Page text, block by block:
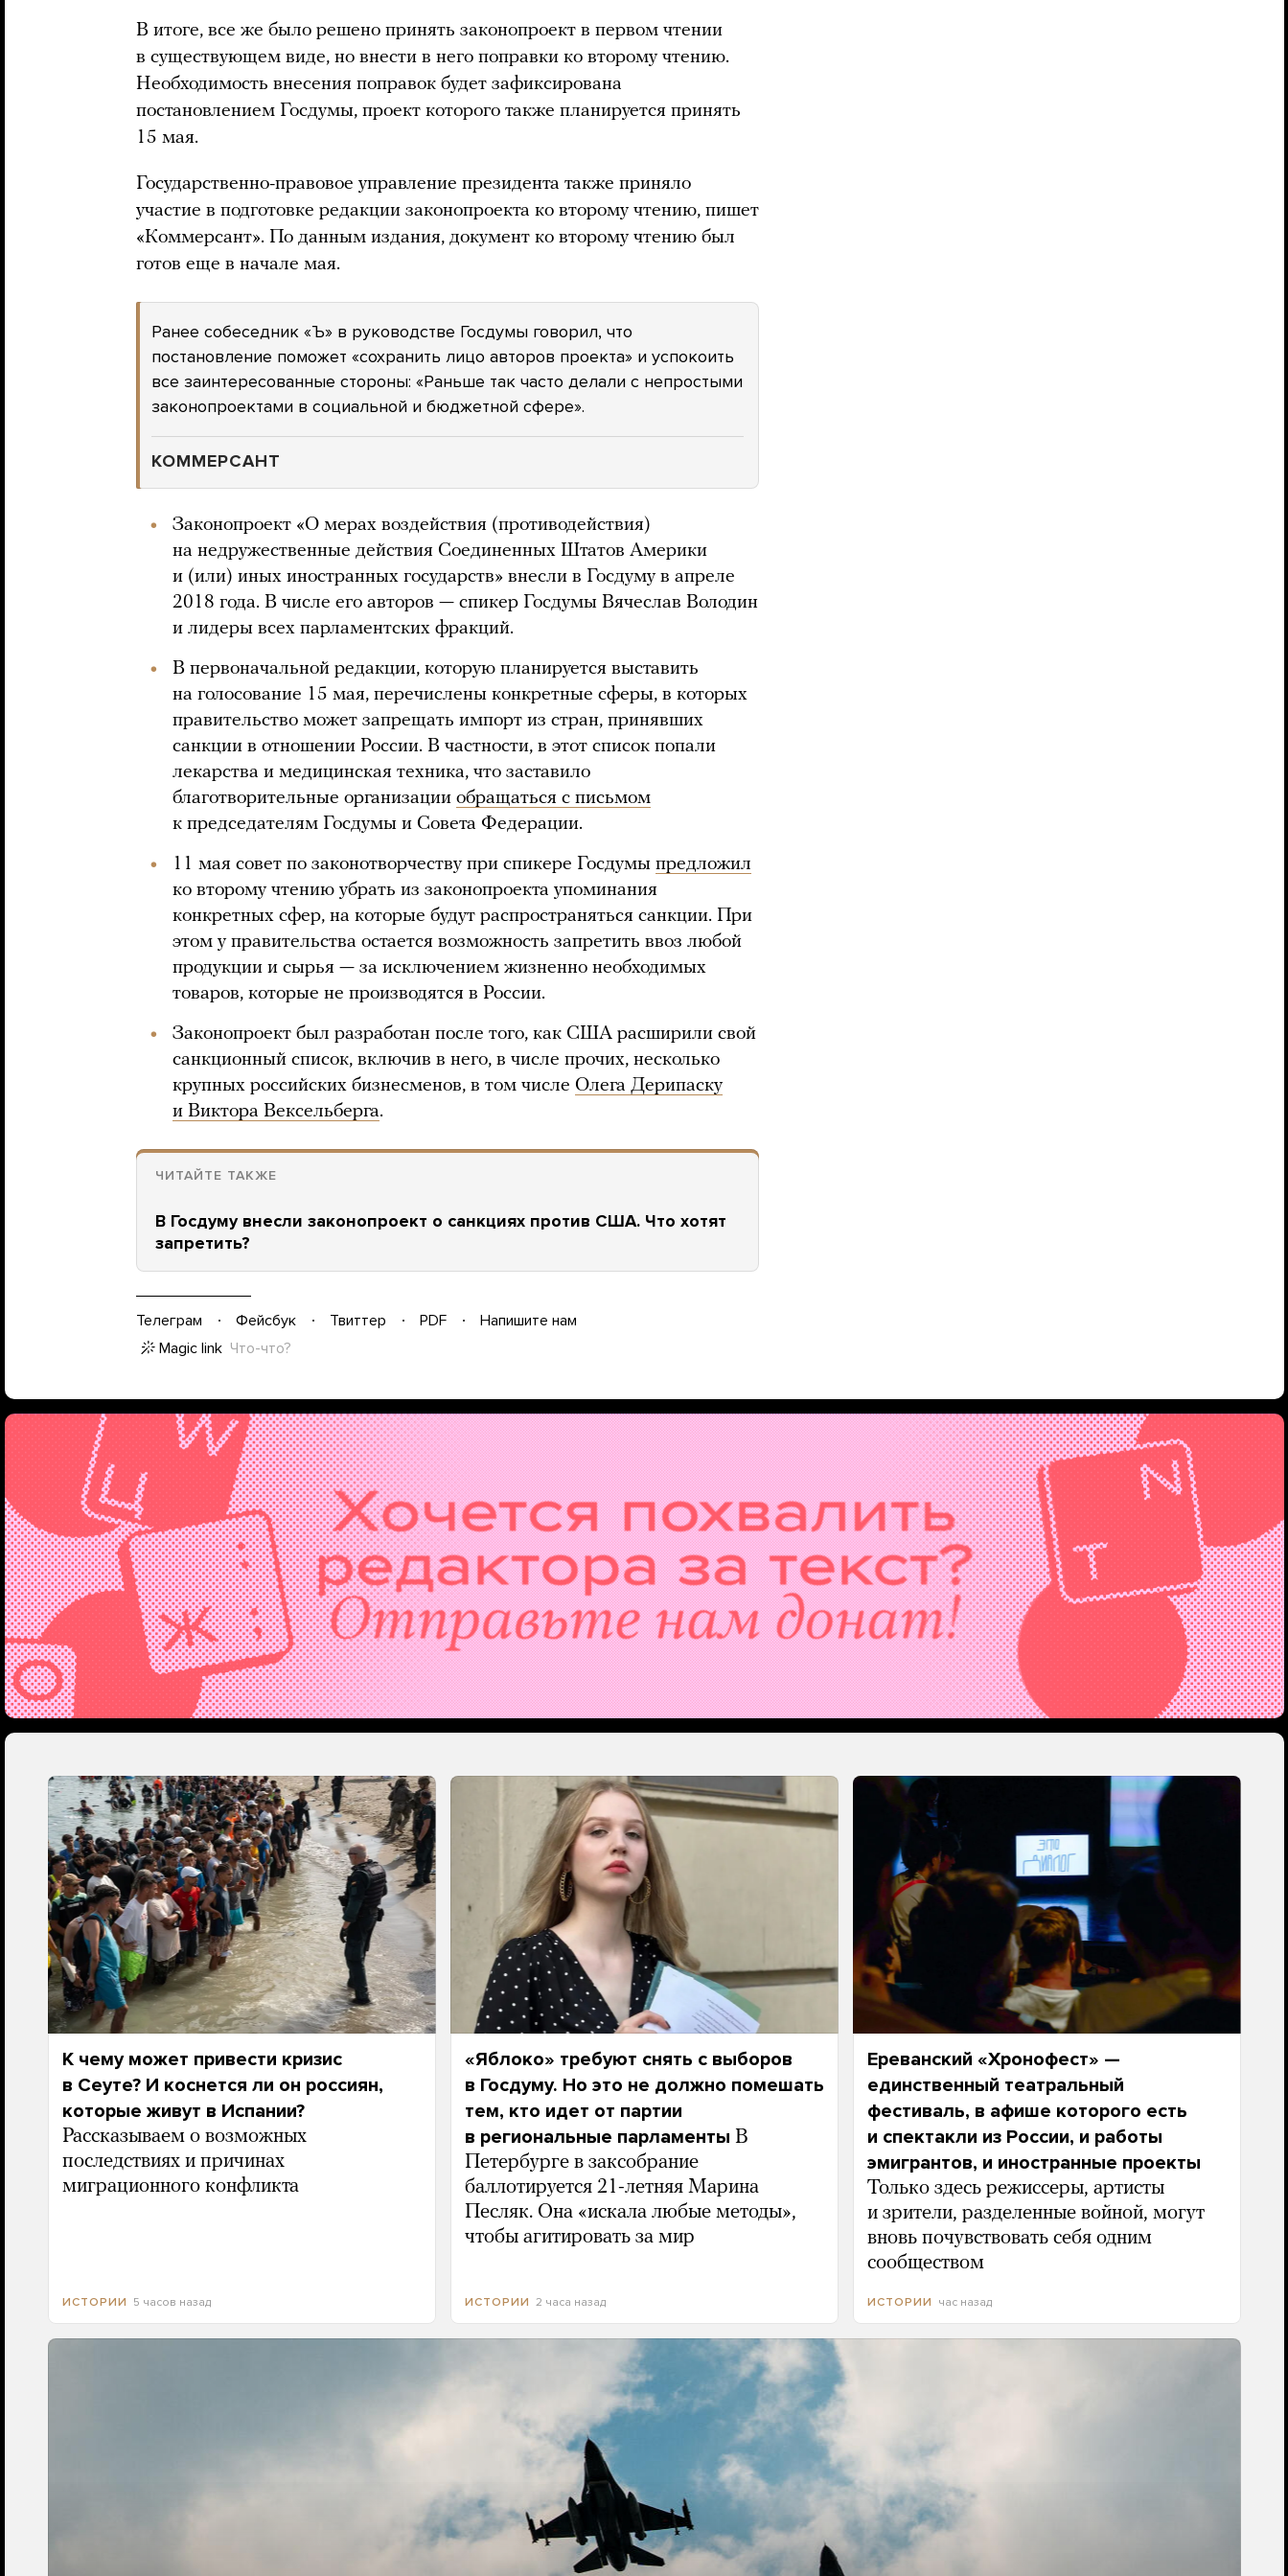
В итоге, все же было решено принять законопроект в первом чтении
в существующем виде, но внести в него поправки ко второму чтению.
Необходимость внесения поправок будет зафиксирована
постановлением Госдумы, проект которого также планируется принять
15 мая.
Государственно-правовое управление президента также приняло
участие в подготовке редакции законопроекта ко второму чтению, пишет
«Коммерсант». По данным издания, документ ко второму чтению был
готов еще в начале мая.
Ранее собеседник «Ъ» в руководстве Госдумы говорил, что
постановление поможет «сохранить лицо авторов проекта» и успокоить
все заинтересованные стороны: «Раньше так часто делали с непростыми
законопроектами в социальной и бюджетной сфере».
КОММЕРСАНТ
Законопроект «О мерах воздействия (противодействия)
на недружественные действия Соединенных Штатов Америки
и (или) иных иностранных государств» внесли в Госдуму в апреле
2018 года. В числе его авторов — спикер Госдумы Вячеслав Володин
и лидеры всех парламентских фракций.
В первоначальной редакции, которую планируется выставить
на голосование 15 мая, перечислены конкретные сферы, в которых
правительство может запрещать импорт из стран, принявших
санкции в отношении России. В частности, в этот список попали
лекарства и медицинская техника, что заставило
благотворительные организации обращаться с письмом
к председателям Госдумы и Совета Федерации.
11 мая совет по законотворчеству при спикере Госдумы предложил
ко второму чтению убрать из законопроекта упоминания
конкретных сфер, на которые будут распространяться санкции. При
этом у правительства остается возможность запретить ввоз любой
продукции и сырья — за исключением жизненно необходимых
товаров, которые не производятся в России.
Законопроект был разработан после того, как США расширили свой
санкционный список, включив в него, в числе прочих, несколько
крупных российских бизнесменов, в том числе Олега Дерипаску
и Виктора Вексельберга.
ЧИТАЙТЕ ТАКЖЕ
В Госдуму внесли законопроект о санкциях против США. Что хотят
запретить?
Телеграм Фейсбук Твиттер PDF
Напишите нам
Magic link Что-что?
К чему может привести кризис
в Сеуте? И коснется ли он россиян,
которые живут в Испании?
Рассказываем о возможных
последствиях и причинах
миграционного конфликта
ИСТОРИИ 5 часов назад
«Яблоко» требуют снять с выборов
в Госдуму. Но это не должно помешать
тем, кто идет от партии
в региональные парламенты В
Петербурге в заксобрание
баллотируется 21-летняя Марина
Песляк. Она «искала любые методы»,
чтобы агитировать за мир
ИСТОРИИ 2 часа назад
Ереванский «Хронофест» —
единственный театральный
фестиваль, в афише которого есть
и спектакли из России, и работы
эмигрантов, и иностранные проекты
Только здесь режиссеры, артисты
и зрители, разделенные войной, могут
вновь почувствовать себя одним
сообществом
ИСТОРИИ час назад